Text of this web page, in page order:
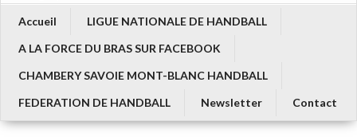
Accueil
LIGUE NATIONALE DE HANDBALL
A LA FORCE DU BRAS SUR FACEBOOK
CHAMBERY SAVOIE MONT-BLANC HANDBALL
FEDERATION DE HANDBALL
Newsletter Contact